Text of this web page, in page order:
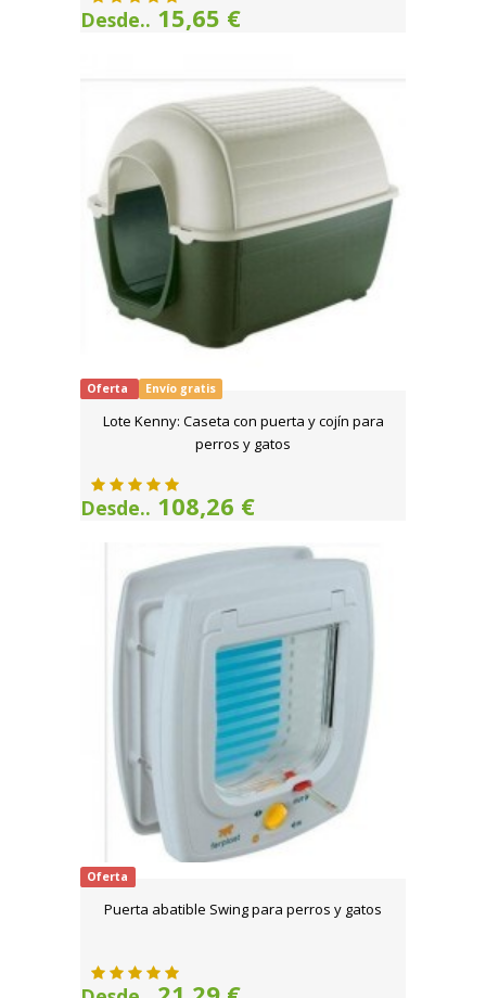
Desde.. 15,65 €
Oferta Envío gratis
Lote Kenny: Caseta con puerta y cojín para
perros y gatos
Desde.. 108,26 €
Oferta
Puerta abatible Swing para perros y gatos